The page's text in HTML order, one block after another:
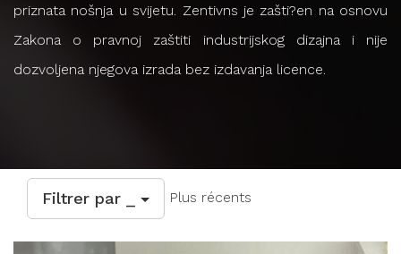
priznata nošnja u svijetu. Zentivns je zašti?en na osnovu
Zakona o pravnoj zaštiti industrijskog dizajna i nije
dozvoljena njegova izrada bez izdavanja licence.
Filtrer par _ Plus récents